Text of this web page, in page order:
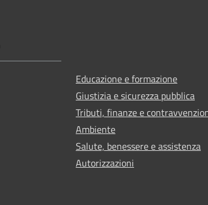
Educazione e formazione
Giustizia e sicurezza pubblica
Tributi, finanze e
Ambiente
Salute, benessere e assistenza
Autorizzazioni